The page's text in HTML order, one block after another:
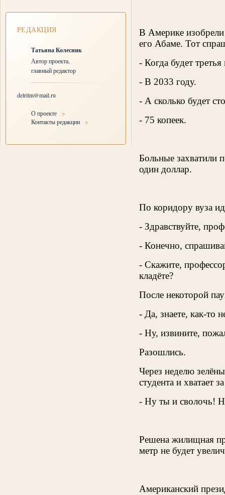
РЕДАКЦИЯ
Татьяна Колесник
Автор проекта,
главный редактор
delritm@mail.ru
О проекте
>
Контакты редакции
>
В Америке
его Абаме. Тот
- Когда будет
- В 2033 году.
- А сколько будет
- 75 копеек.
Больные захватили
один доллар.
По коридору вуза
- Здравствуйте,
- Конечно,
- Скажите,
кладёте?
После некоторой
- Да, знаете, как-то
- Ну, извините,
Разошлись.
Через неделю
студента и хватает
- Ну ты и сволочь!
Решена жилищная
метр не будет
Американский